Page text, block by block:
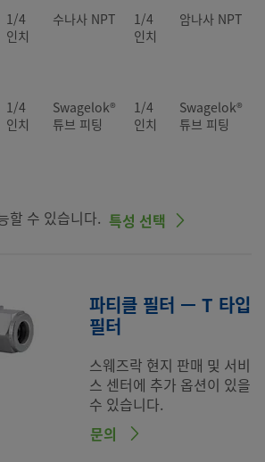
1/4
인치
수나사 NPT
1/4
인치
암나사 NPT
1/4
인치
Swagelok®
튜브 피팅
1/4
인치
Swagelok®
튜브 피팅
할 수 있습니다. 특성 선택
파티클 필터 — T 타입
필터
스웨즈락 현지 판매 및 서비
스 센터에 추가 옵션이 있을
수 있습니다.
문의